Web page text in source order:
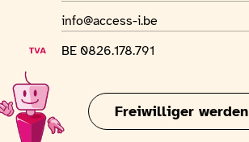
E-Mail-Adresse
info@access-i.be
USt-IdNr.
BE 0826.178.791
Freiwilliger werden